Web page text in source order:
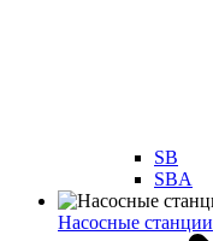
SB
SBA
Насосные станции